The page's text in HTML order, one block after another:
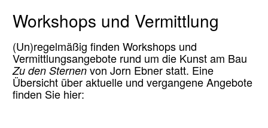
Workshops und Vermittlung
(Un)regelmäßig finden Workshops und
Vermittlungsangebote rund um die Kunst am Bau
Zu den Sternen von Jorn Ebner statt. Eine
Übersicht über aktuelle und vergangene Angebote
finden Sie hier: